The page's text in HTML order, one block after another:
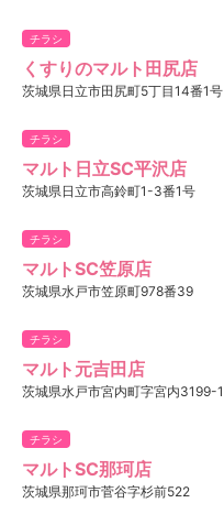
チラシ
くすりのマルト田尻店
茨城県日立市田尻町5丁目14番1号
チラシ
マルト日立SC平沢店
茨城県日立市高鈴町1-3番1号
チラシ
マルトSC笠原店
茨城県水戸市笠原町978番39
チラシ
マルト元吉田店
茨城県水戸市宮内町字宮内3199-1
チラシ
マルトSC那珂店
茨城県那珂市菅谷字杉前522